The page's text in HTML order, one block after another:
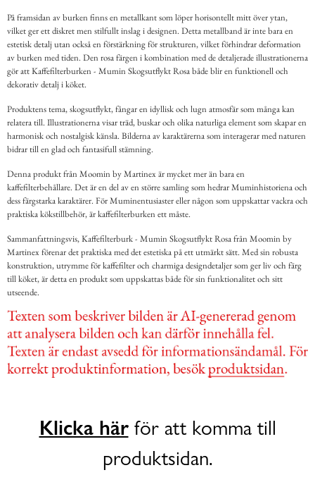
På framsidan av burken finns en metallkant som löper horisontellt mitt över ytan,
vilket ger ett diskret men stilfullt inslag i designen. Detta metallband är inte bara en
estetisk detalj utan också en förstärkning för strukturen, vilket förhindrar deformation
av burken med tiden. Den rosa färgen i kombination med de detaljerade illustrationerna
gör att Kaffefilterburken - Mumin Skogsutflykt Rosa både blir en funktionell och
dekorativ detalj i köket.
Produktens tema, skogsutflykt, fångar en idyllisk och lugn atmosfär som många kan
relatera till. Illustrationerna visar träd, buskar och olika naturliga element som skapar en
harmonisk och nostalgisk känsla. Bilderna av karaktärerna som interagerar med naturen
bidrar till en glad och fantasifull stämning.
Denna produkt från Moomin by Martinex är mycket mer än bara en
kaffefilterbehållare. Det är en del av en större samling som hedrar Muminhistoriena och
dess färgstarka karaktärer. För Muminentusiaster eller någon som uppskattar vackra och
praktiska kökstillbehör, är kaffefilterburken ett måste.
Sammanfattningsvis, Kaffefilterburk - Mumin Skogsutflykt Rosa från Moomin by
Martinex förenar det praktiska med det estetiska på ett utmärkt sätt. Med sin robusta
konstruktion, utrymme för kaffefilter och charmiga designdetaljer som ger liv och färg
till köket, är detta en produkt som uppskattas både för sin funktionalitet och sitt
utseende.
Klicka härför att komma till
produktsidan.